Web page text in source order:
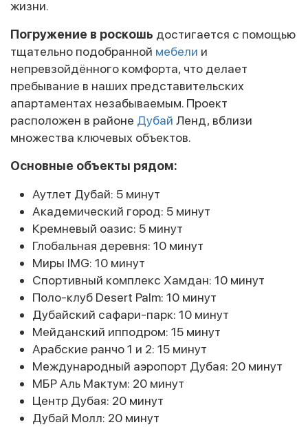
жизни.
Погружение в роскошь достигается с помощью
тщательно подобранной мебели и
непревзойдённого комфорта, что делает
пребывание в наших представительских
апартаментах незабываемым. Проект
расположен в районе Дубай Ленд, вблизи
множества ключевых объектов.
Основные объекты рядом:
Аутлет Дубай: 5 минут
Академический город: 5 минут
Кремневый оазис: 5 минут
Глобальная деревня: 10 минут
Миры IMG: 10 минут
Спортивный комплекс Хамдан: 10 минут
Поло-клуб Desert Palm: 10 минут
Дубайский сафари-парк: 10 минут
Мейданский ипподром: 15 минут
Арабские ранчо 1 и 2: 15 минут
Международный аэропорт Дубая: 20 минут
МБР Аль Мактум: 20 минут
Центр Дубая: 20 минут
Дубай Молл: 20 минут